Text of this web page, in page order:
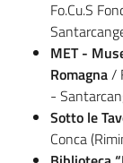
Fo.Cu.S
MET -
Romagna/
-
Sotto le
Conca